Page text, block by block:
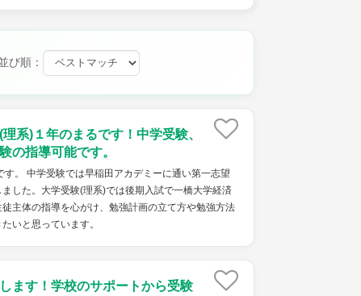
び順：
系)１年のまるです！中学受験、
の指導可能です。
す。 中学受験では早稲田アカデミーに通い第一志望
した。大学受験(理系)では後期入試で一橋大学経済
主体の指導を心がけ、勉強計画の立て方や勉強方法
いと思っています。
ます！学校のサポートから受験